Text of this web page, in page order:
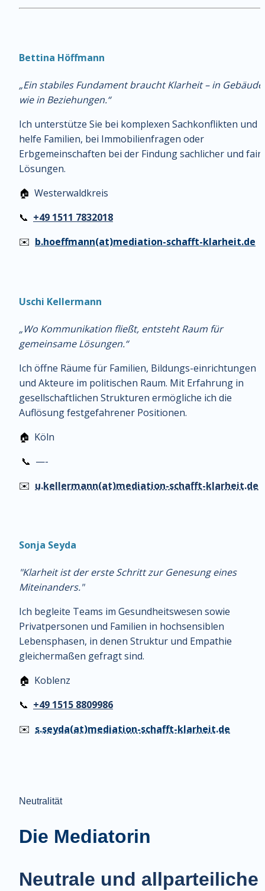
Bettina Höffmann
„Ein stabiles Fundament braucht Klarheit – in
wie in Beziehungen.“
Ich unterstütze Sie bei komplexen Sachkonflikten und
helfe Familien, bei Immobilienfragen oder
Erbgemeinschaften bei der Findung sachlicher und
Lösungen.
🏠
  Westerwaldkreis
📞 +49 1511 7832018
✉️ b.hoeffmann(at)mediation-schafft-klarheit.de
Uschi Kellermann
„Wo Kommunikation fließt, entsteht Raum für
gemeinsame Lösungen.“
Ich öffne Räume für Familien, Bildungs-einrichtungen
und Akteure im politischen Raum. Mit Erfahrung in
gesellschaftlichen Strukturen ermögliche ich die
Auflösung festgefahrener Positionen.
🏠
  Köln
📞
  —-
✉️ u.kellermann(at)mediation-schafft-klarheit.de
Sonja Seyda
"Klarheit ist der erste Schritt zur Genesung eines
Miteinanders."
Ich begleite Teams im Gesundheitswesen sowie
Privatpersonen und Familien in hochsensiblen
Lebensphasen, in denen Struktur und Empathie
gleichermaßen gefragt sind.
🏠
  Koblenz
📞 +49 1515 8809986
✉️ s.seyda(at)mediation-schafft-klarheit.de
Neutralität
Die Mediatorin
Neutrale und allparteiliche